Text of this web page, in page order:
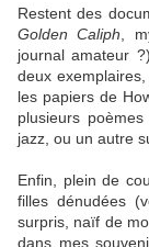
Restent des
Golden Caliph ,
journal amateur
deux
les papiers de
plusieurs
jazz, ou un autre
Enfin, plein de
filles dénudées
surpris, naïf de
dans mes